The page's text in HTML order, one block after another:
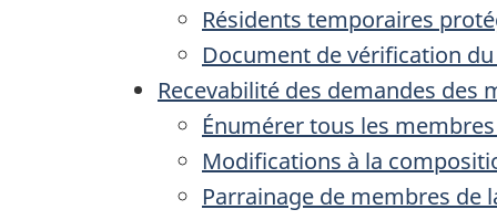
Résidents temporaires
Document de vérification
Recevabilité des demandes des
Énumérer tous les
Modifications à la
Parrainage de membres de